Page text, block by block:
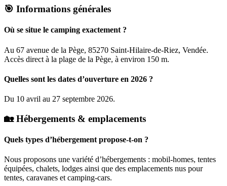
🎯 Informations générales
Où se situe le camping exactement ?
Au 67 avenue de la Pège, 85270 Saint-Hilaire-de-Riez, Vendée.
Accès direct à la plage de la Pège, à environ 150 m.
Quelles sont les dates d’ouverture en 2026 ?
Du 10 avril au 27 septembre 2026.
🏡 Hébergements & emplacements
Quels types d’hébergement propose-t-on ?
Nous proposons une variété d’hébergements : mobil-homes, tentes
équipées, chalets, lodges ainsi que des emplacements nus pour
tentes, caravanes et camping-cars.